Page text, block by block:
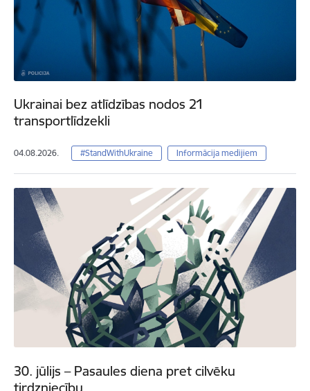
Ukrainai bez atlīdzības nodos 21
transportlīdzekli
04.08.2026. #StandWithUkraine Informācija medijiem
30. jūlijs – Pasaules diena pret cilvēku
tirdzniecību